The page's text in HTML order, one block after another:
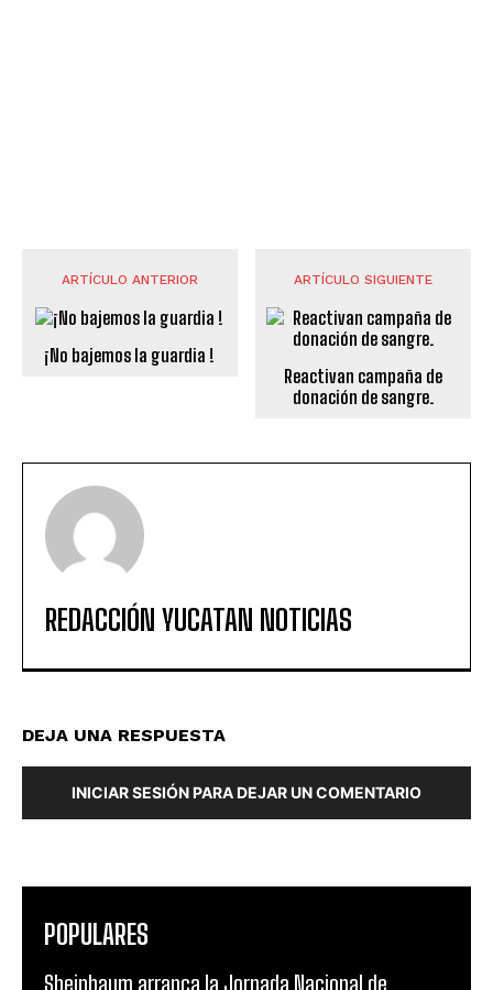
ARTÍCULO ANTERIOR
¡No bajemos la guardia !
ARTÍCULO SIGUIENTE
Reactivan campaña de
donación de sangre.
REDACCIÓN YUCATAN NOTICIAS
DEJA UNA RESPUESTA
INICIAR SESIÓN PARA DEJAR UN COMENTARIO
POPULARES
Sheinbaum arranca la Jornada Nacional de